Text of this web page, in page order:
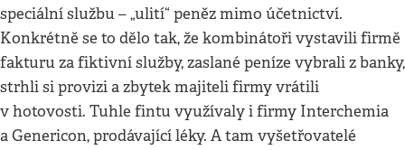
speciální službu – „ulití“ peněz mimo účetnictví.
Konkrétně se to dělo tak, že kombinátoři vystavili firmě
fakturu za fiktivní služby, zaslané peníze vybrali z banky,
strhli si provizi a zbytek majiteli firmy vrátili
v hotovosti. Tuhle fintu využívaly i firmy Interchemia
a Genericon, prodávající léky. A tam vyšetřovatelé